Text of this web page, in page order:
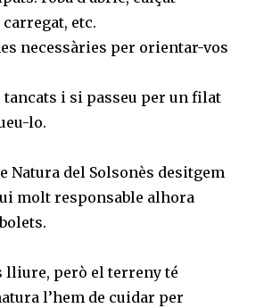
etc.⠀
necessàries per orientar-vos
tancats i si passeu per un filat
lo. ⠀
Natura del Solsonès desitgem
molt responsable alhora
⠀
lliure, però el terreny té
l’hem de cuidar per